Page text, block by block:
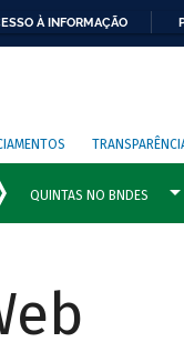
À INFORMAÇÃO